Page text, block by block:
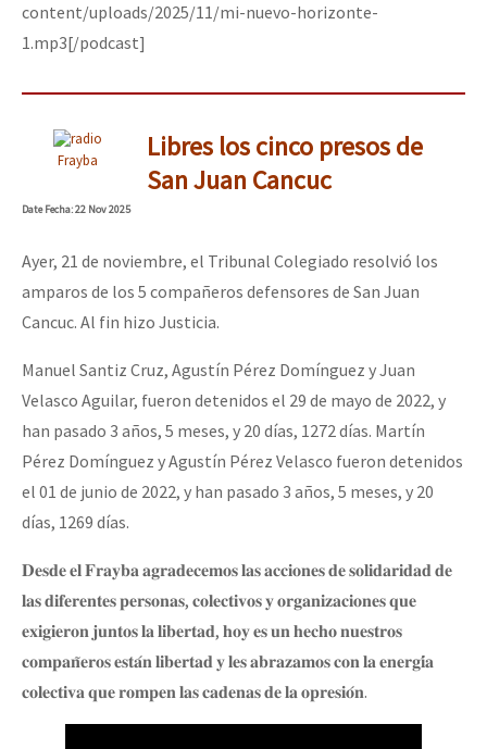
content/uploads/2025/11/mi-nuevo-horizonte-
1.mp3[/podcast]
Frayba
Libres los cinco presos de
San Juan Cancuc
DateFecha: 22 Nov 2025
Ayer, 21 de noviembre, el Tribunal Colegiado resolvió los
amparos de los 5 compañeros defensores de San Juan
Cancuc. Al fin hizo Justicia.
Manuel Santiz Cruz, Agustín Pérez Domínguez y Juan
Velasco Aguilar, fueron detenidos el 29 de mayo de 2022, y
han pasado 3 años, 5 meses, y 20 días, 1272 días. Martín
Pérez Domínguez y Agustín Pérez Velasco fueron detenidos
el 01 de junio de 2022, y han pasado 3 años, 5 meses, y 20
días, 1269 días.
𝐃𝐞𝐬𝐝𝐞 𝐞𝐥 𝐅𝐫𝐚𝐲𝐛𝐚 𝐚𝐠𝐫𝐚𝐝𝐞𝐜𝐞𝐦𝐨𝐬 𝐥𝐚𝐬 𝐚𝐜𝐜𝐢𝐨𝐧𝐞𝐬 𝐝𝐞 𝐬𝐨𝐥𝐢𝐝𝐚𝐫𝐢𝐝𝐚𝐝 𝐝𝐞
𝐥𝐚𝐬 𝐝𝐢𝐟𝐞𝐫𝐞𝐧𝐭𝐞𝐬 𝐩𝐞𝐫𝐬𝐨𝐧𝐚𝐬, 𝐜𝐨𝐥𝐞𝐜𝐭𝐢𝐯𝐨𝐬 𝐲 𝐨𝐫𝐠𝐚𝐧𝐢𝐳𝐚𝐜𝐢𝐨𝐧𝐞𝐬 𝐪𝐮𝐞
𝐞𝐱𝐢𝐠𝐢𝐞𝐫𝐨𝐧 𝐣𝐮𝐧𝐭𝐨𝐬 𝐥𝐚 𝐥𝐢𝐛𝐞𝐫𝐭𝐚𝐝, 𝐡𝐨𝐲 𝐞𝐬 𝐮𝐧 𝐡𝐞𝐜𝐡𝐨 𝐧𝐮𝐞𝐬𝐭𝐫𝐨𝐬
𝐜𝐨𝐦𝐩𝐚𝐧̃𝐞𝐫𝐨𝐬 𝐞𝐬𝐭𝐚́𝐧 𝐥𝐢𝐛𝐞𝐫𝐭𝐚𝐝 𝐲 𝐥𝐞𝐬 𝐚𝐛𝐫𝐚𝐳𝐚𝐦𝐨𝐬 𝐜𝐨𝐧 𝐥𝐚 𝐞𝐧𝐞𝐫𝐠𝐢́𝐚
𝐜𝐨𝐥𝐞𝐜𝐭𝐢𝐯𝐚 𝐪𝐮𝐞 𝐫𝐨𝐦𝐩𝐞𝐧 𝐥𝐚𝐬 𝐜𝐚𝐝𝐞𝐧𝐚𝐬 𝐝𝐞 𝐥𝐚 𝐨𝐩𝐫𝐞𝐬𝐢𝐨́𝐧.